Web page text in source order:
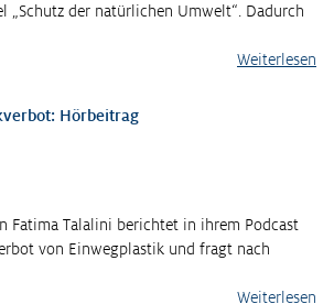
„Schutz der natürlichen Umwelt“. Dadurch
Weiterlesen
Hörbeitrag
Fatima Talalini berichtet in ihrem Podcast
von Einwegplastik und fragt nach
Weiterlesen